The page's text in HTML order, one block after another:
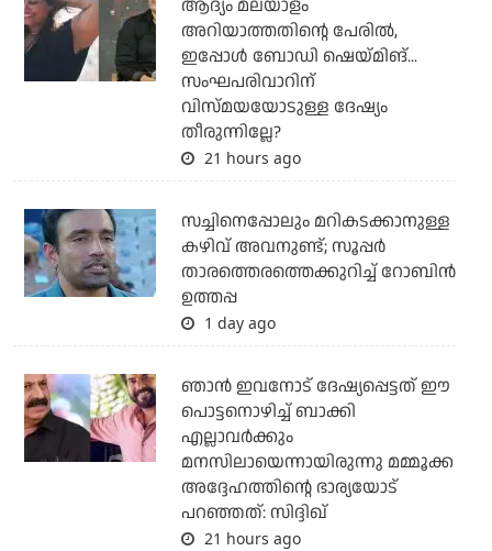
ആദ്യം മലയാളം
അറിയാത്തതിന്റെ പേരില്‍,
ഇപ്പോള്‍ ബോഡി ഷെയ്മിങ്...
സംഘപരിവാറിന്
വിസ്മയയോടുള്ള ദേഷ്യം
തീരുന്നില്ലേ?
21 hours ago
സച്ചിനെപ്പോലും മറികടക്കാനുള്ള
കഴിവ് അവനുണ്ട്; സൂപ്പര്‍
താരത്തെരത്തെക്കുറിച്ച് റോബിന്‍
ഉത്തപ്പ
1 day ago
ഞാന്‍ ഇവനോട് ദേഷ്യപ്പെട്ടത് ഈ
പൊട്ടനൊഴിച്ച് ബാക്കി
എല്ലാവര്‍ക്കും
മനസിലായെന്നായിരുന്നു മമ്മൂക്ക
അദ്ദേഹത്തിന്റെ ഭാര്യയോട്
പറഞ്ഞത്: സിദ്ദിഖ്
21 hours ago